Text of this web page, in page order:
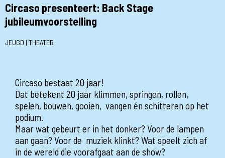
Circaso presenteert: Back Stage
jubileumvoorstelling
JEUGD | THEATER
Circaso bestaat 20 jaar!
Dat betekent 20 jaar klimmen, springen, rollen,
spelen, bouwen, gooien, vangen én schitteren op het
podium.
Maar wat gebeurt er in het donker? Voor de lampen
aan gaan? Voor de muziek klinkt? Wat speelt zich af
in de wereld die voorafgaat aan de show?